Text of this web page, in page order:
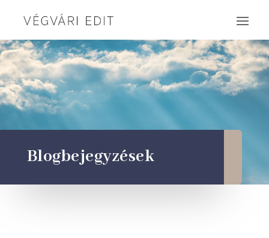
Blogbejegyzések